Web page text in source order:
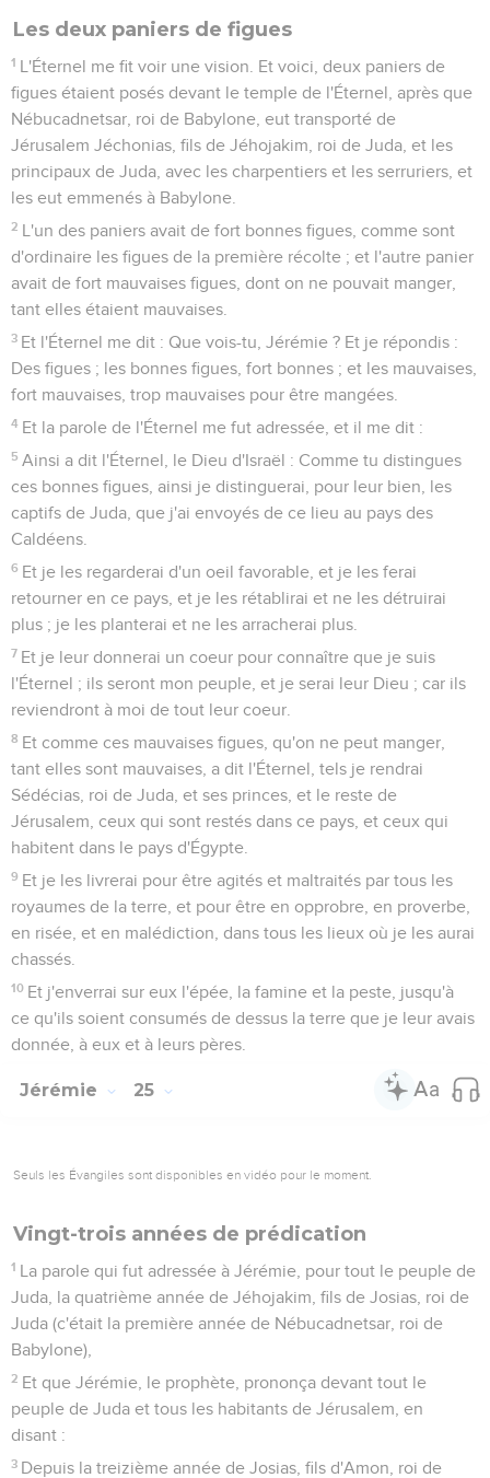
Les deux paniers de figues
1 L'Éternel me fit voir une vision. Et voici, deux paniers de
figues étaient posés devant le temple de l'Éternel, après que
Nébucadnetsar, roi de Babylone, eut transporté de
Jérusalem Jéchonias, fils de Jéhojakim, roi de Juda, et les
principaux de Juda, avec les charpentiers et les serruriers, et
les eut emmenés à Babylone.
2 L'un des paniers avait de fort bonnes figues, comme sont
d'ordinaire les figues de la première récolte ; et l'autre panier
avait de fort mauvaises figues, dont on ne pouvait manger,
tant elles étaient mauvaises.
3 Et l'Éternel me dit : Que vois-tu, Jérémie ? Et je répondis :
Des figues ; les bonnes figues, fort bonnes ; et les mauvaises,
fort mauvaises, trop mauvaises pour être mangées.
4 Et la parole de l'Éternel me fut adressée, et il me dit :
5 Ainsi a dit l'Éternel, le Dieu d'Israël : Comme tu distingues
ces bonnes figues, ainsi je distinguerai, pour leur bien, les
captifs de Juda, que j'ai envoyés de ce lieu au pays des
Caldéens.
6 Et je les regarderai d'un oeil favorable, et je les ferai
retourner en ce pays, et je les rétablirai et ne les détruirai
plus ; je les planterai et ne les arracherai plus.
7 Et je leur donnerai un coeur pour connaître que je suis
l'Éternel ; ils seront mon peuple, et je serai leur Dieu ; car ils
reviendront à moi de tout leur coeur.
8 Et comme ces mauvaises figues, qu'on ne peut manger,
tant elles sont mauvaises, a dit l'Éternel, tels je rendrai
Sédécias, roi de Juda, et ses princes, et le reste de
Jérusalem, ceux qui sont restés dans ce pays, et ceux qui
habitent dans le pays d'Égypte.
9 Et je les livrerai pour être agités et maltraités par tous les
royaumes de la terre, et pour être en opprobre, en proverbe,
en risée, et en malédiction, dans tous les lieux où je les aurai
chassés.
10 Et j'enverrai sur eux l'épée, la famine et la peste, jusqu'à
ce qu'ils soient consumés de dessus la terre que je leur avais
donnée, à eux et à leurs pères.
Jérémie 25
Seuls les Évangiles sont disponibles en vidéo pour le moment.
Vingt-trois années de prédication
1 La parole qui fut adressée à Jérémie, pour tout le peuple de
Juda, la quatrième année de Jéhojakim, fils de Josias, roi de
Juda (c'était la première année de Nébucadnetsar, roi de
Babylone),
2 Et que Jérémie, le prophète, prononça devant tout le
peuple de Juda et tous les habitants de Jérusalem, en
disant :
3 Depuis la treizième année de Josias, fils d'Amon, roi de